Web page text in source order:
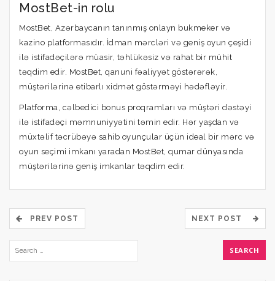
MostBet-in rolu
MostBet, Azərbaycanın tanınmış onlayn bukmeker və
kazino platformasıdır. İdman mərcləri və geniş oyun çeşidi
ilə istifadəçilərə müasir, təhlükəsiz və rahat bir mühit
təqdim edir. MostBet, qanuni fəaliyyət göstərərək,
müştərilərinə etibarlı xidmət göstərməyi hədəfləyir.
Platforma, cəlbedici bonus proqramları və müştəri dəstəyi
ilə istifadəçi məmnuniyyətini təmin edir. Hər yaşdan və
müxtəlif təcrübəyə sahib oyunçular üçün ideal bir mərc və
oyun seçimi imkanı yaradan MostBet, qumar dünyasında
müştərilərinə geniş imkanlar təqdim edir.
PREV POST NEXT POST